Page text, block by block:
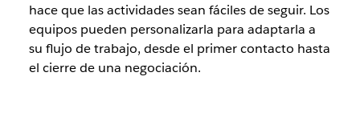
hace que las actividades sean fáciles de seguir. Los
equipos pueden personalizarla para adaptarla a
su flujo de trabajo, desde el primer contacto hasta
el cierre de una negociación.